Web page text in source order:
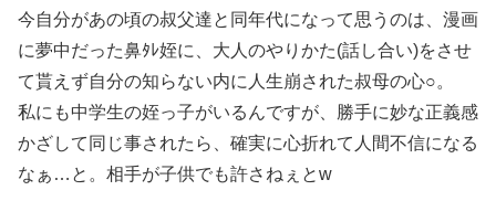
今自分があの頃の叔父達と同年代になって思うのは、漫画
に夢中だった鼻ﾀﾚ姪に、大人のやりかた(話し合い)をさせ
て貰えず自分の知らない内に人生崩された叔母の心○。
私にも中学生の姪っ子がいるんですが、勝手に妙な正義感
かざして同じ事されたら、確実に心折れて人間不信になる
なぁ…と。相手が子供でも許さねぇとw